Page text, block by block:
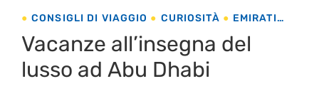
CONSIGLI DI VIAGGIO CURIOSITÀ
EMIRATI
Vacanze all’insegna del
lusso ad Abu Dhabi